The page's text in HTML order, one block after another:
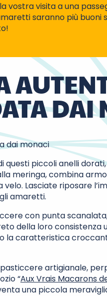
vostra visita a una
saranno più buoni
DAI
dai monaci
questi piccoli anelli
meringa, combina
Lasciate riposare
amaretti.
con punta
della loro consistenza
la caratteristica
artigianale,
“Aux Vrais Macarons
una piccola